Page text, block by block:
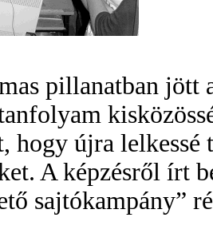
pillanatban jött
hogy újra lelkessé
A képzésről írt
sajtókampány”